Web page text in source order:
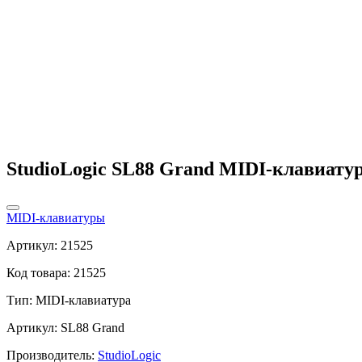
StudioLogic SL88 Grand MIDI-
MIDI-клавиатуры
Артикул: 21525
Код товара: 21525
Тип: MIDI-клавиатура
Артикул: SL88 Grand
Производитель: StudioLogic